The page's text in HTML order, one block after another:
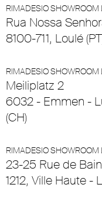
RIMADESIO SHOWROOM
Rua Nossa
8100-711, Loulé
RIMADESIO SHOWROOM
Meiliplatz 2
6032 - Emmen -
(CH)
RIMADESIO
23-25 Rue de
1212, Ville Haute -